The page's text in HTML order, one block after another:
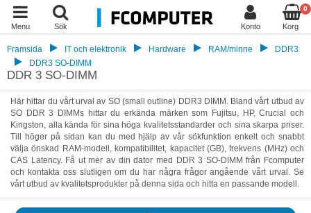
Menu Sök Konto
0
Korg
Framsida IT och elektronik Hardware RAM/minne
DDR3
DDR3 SO-DIMM
DDR 3 SO-DIMM
Här hittar du vårt urval av SO (small outline) DDR3 DIMM. Bland vårt utbud av
SO DDR 3 DIMMs hittar du erkända märken som Fujitsu, HP, Crucial och
Kingston, alla kända för sina höga kvalitetsstandarder och sina skarpa priser.
Till höger på sidan kan du med hjälp av vår sökfunktion enkelt och snabbt
välja önskad RAM-modell, kompatibilitet, kapacitet (GB), frekvens (MHz) och
CAS Latency. Få ut mer av din dator med DDR 3 SO-DIMM från Fcomputer
och kontakta oss slutligen om du har några frågor angående vårt urval. Se
vårt utbud av kvalitetsprodukter på denna sida och hitta en passande modell.